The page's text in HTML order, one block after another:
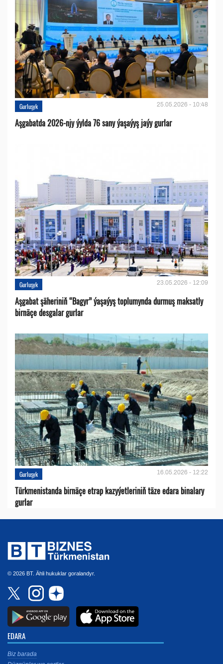
Gurluşyk 25.05.2026 - 10:48
Aşgabatda 2026-njy ýylda 76 sany ýaşaýyş jaýy gurlar
Gurluşyk 23.05.2026 - 12:09
Aşgabat şäheriniň “Bagyr” ýaşaýyş toplumynda durmuş maksatly
birnäçe desgalar gurlar
Gurluşyk 16.05.2026 - 12:22
Türkmenistanda birnäçe etrap kazyýetleriniň täze edara binalary
gurlar
© 2026 BT. Ähli hukuklar goralandyr.
EDARA
Biz barada